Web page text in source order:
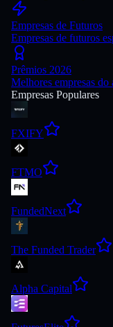
Empresas de Futuros
Empresas de futuros
Prêmios 2026
Melhores empresas do
Empresas Populares
FXIFY
FTMO
FundedNext
The Funded Trader
Alpha Capital